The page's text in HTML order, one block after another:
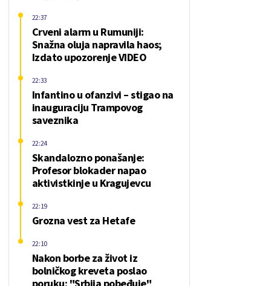
Crveni alarm u Rumuniji:
Snažna oluja napravila haos;
Izdato upozorenje VIDEO
22:37
Infantino u ofanzivi – stigao na
inauguraciju Trampovog
saveznika
22:33
Skandalozno ponašanje:
Profesor blokader napao
aktivistkinje u Kragujevcu
22:24
Grozna vest za Hetafe
22:19
Nakon borbe za život iz
bolničkog kreveta poslao
22:10